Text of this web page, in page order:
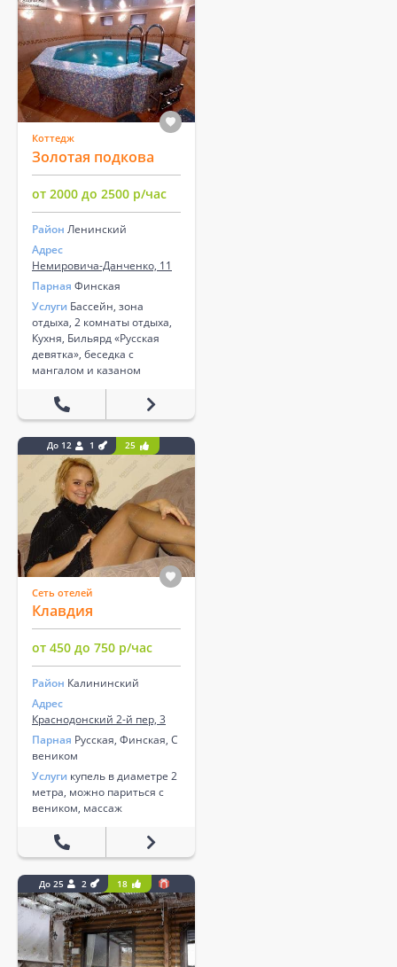
Коттедж
Золотая подкова
от 2000 до 2500 р/час
Район Ленинский
Адрес
Немировича-Данченко, 11
Парная Финская
Услуги Бассейн, зона
отдыха, 2 комнаты отдыха,
Кухня, Бильярд «Русская
девятка», беседка с
мангалом и казаном
До 12 1 25
Сеть отелей
Клавдия
от 450 до 750 р/час
Район Калининский
Адрес
Краснодонский 2-й пер, 3
Парная Русская, Финская, С
веником
Услуги купель в диаметре 2
метра, можно париться с
веником, массаж
До 25 2 18